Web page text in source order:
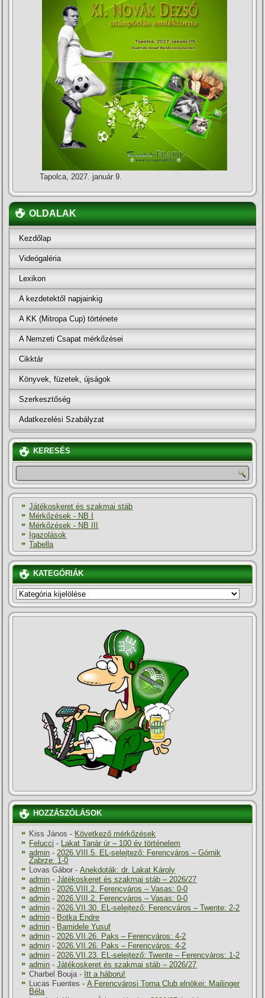
Tapolca, 2027. január 9.
OLDALAK
Kezdőlap
Videógaléria
Lexikon
A kezdetektől napjainkig
A KK (Mitropa Cup) története
A Nemzeti Csapat mérkőzései
Cikktár
Könyvek, füzetek, újságok
Szerkesztőség
Adatkezelési Szabályzat
KERESÉS
Játékoskeret és szakmai stáb
Mérkőzések - NB I
Mérkőzések - NB III
Igazolások
Tabella
KATEGÓRIÁK
KATEGÓRIÁK
HOZZÁSZÓLÁSOK
Kiss János - Következő mérkőzések
Felucci - Lakat Tanár úr – 100 év történelem
admin -2026.VIII.5. EL-selejtező: Ferencváros – Górnik
Zabrze: 1-0
Lovas Gábor -Anekdoták: dr. Lakat Károly
admin -Játékoskeret és szakmai stáb – 2026/27
admin -2026.VIII.2. Ferencváros – Vasas: 0-0
admin -2026.VIII.2. Ferencváros – Vasas: 0-0
admin -2026.VII.30. EL-selejtező: Ferencváros – Twente: 2-2
admin - Botka Endre
admin - Bamidele Yusuf
admin -2026.VII.26. Paks – Ferencváros: 4-2
admin -2026.VII.26. Paks – Ferencváros: 4-2
admin -2026.VII.23. EL-selejtező: Twente – Ferencváros: 1-2
admin -Játékoskeret és szakmai stáb – 2026/27
Charbel Bouja- Itt a háboru!
Lucas Fuentes -A Ferencvárosi Torna Club elnökei: Mailinger
Béla